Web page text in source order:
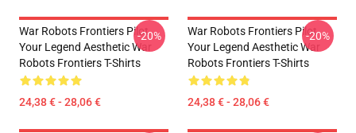
War Robots Frontiers Pilot
Your Legend Aesthetic War
Robots Frontiers T-Shirts
24,38 € - 28,06 €
-20%
War Robots Frontiers Pilot
Your Legend Aesthetic War
Robots Frontiers T-Shirts
24,38 € - 28,06 €
-20%